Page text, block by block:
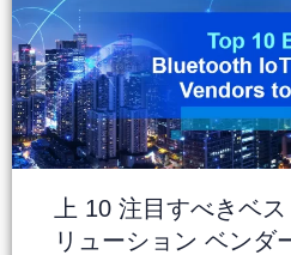
上 10 注目すべきベ
リューション ベンダ